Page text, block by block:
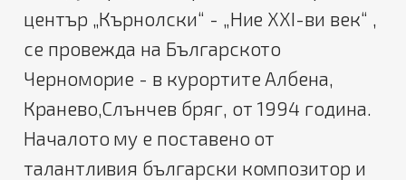
център „Кърнолски“ - „Ние XXI-ви век“ ,
се провежда на Българското
Черноморие - в курортите Албена,
Кранево,Слънчев бряг, от 1994 година.
Началото му е поставено от
талантливия български композитор и